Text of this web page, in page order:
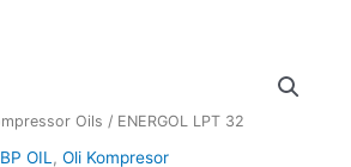
Oils / ENERGOL LPT 32
BP OIL , Oli Kompresor